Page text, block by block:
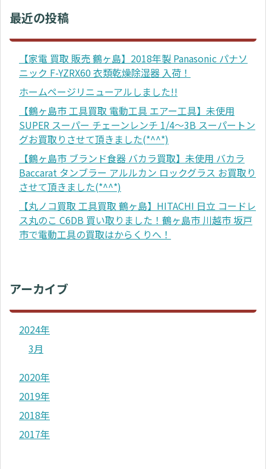
最近の投稿
【家電 買取 販売 鶴ヶ島】2018年製 Panasonic パナソ
ニック F-YZRX60 衣類乾燥除湿器 入荷！
ホームページリニューアルしました!!
【鶴ヶ島市 工具買取 電動工具 エアー工具】未使用
SUPER スーパー チェーンレンチ 1/4～3B スーパートン
グお買取りさせて頂きました(*^^*)
【鶴ヶ島市 ブランド食器 バカラ買取】未使用 バカラ
Baccarat タンブラー アルルカン ロックグラス お買取り
させて頂きました(*^^*)
【丸ノコ買取 工具買取 鶴ヶ島】HITACHI 日立 コードレ
ス丸のこ C6DB 買い取りました！鶴ヶ島市 川越市 坂戸
市で電動工具の買取はからくりへ！
アーカイブ
2024年
3月
2020年
2019年
2018年
2017年